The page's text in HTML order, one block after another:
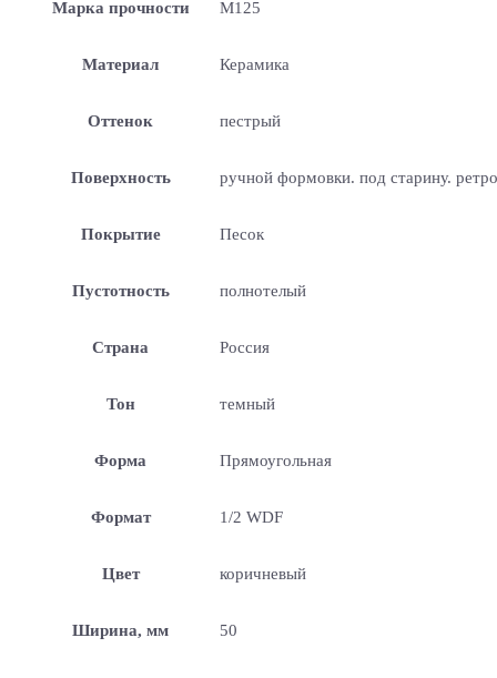
Марка прочности М125
Материал Керамика
Оттенок пестрый
Поверхность ручной формовки. под старину. ретро
Покрытие Песок
Пустотность полнотелый
Страна Россия
Тон темный
Форма Прямоугольная
Формат 1/2 WDF
Цвет коричневый
Ширина, мм 50